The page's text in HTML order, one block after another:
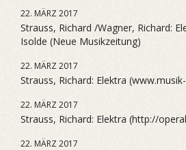
22. MÄRZ 2017
Strauss, Richard /Wagner, Richard:
Isolde (Neue Musikzeitung)
22. MÄRZ 2017
Strauss, Richard: Elektra
22. MÄRZ 2017
Strauss, Richard: Elektra (http://
22. MÄRZ 2017